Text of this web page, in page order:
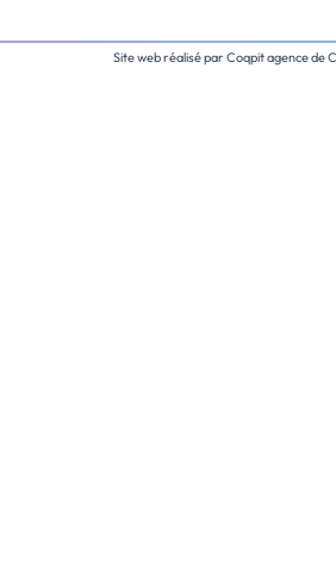
Site web réalisé parCoqpit agence de